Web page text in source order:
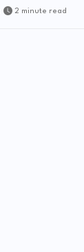
2 minute read